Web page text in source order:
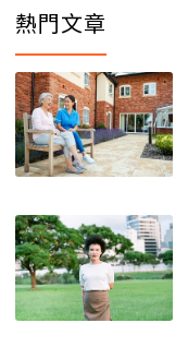
熱門文章